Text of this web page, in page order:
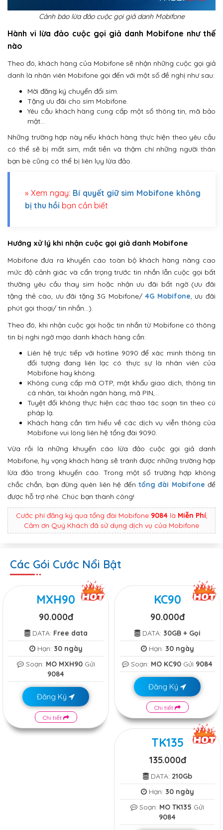
Cảnh báo lừa đảo cuộc gọi giả danh Mobifone
Hành vi lừa đảo cuộc gọi giả danh Mobifone như thế
nào
Theo đó, khách hàng của Mobifone sẽ nhận những cuộc gọi giả
danh là nhân viên Mobifone gọi đến với một số đề nghị như sau:
Mời đăng ký chuyển đổi sim.
Tặng ưu đãi cho sim Mobifone.
Yêu cầu khách hàng cung cấp một số thông tin, mã bảo
mật…
Những trường hợp này nếu khách hàng thực hiện theo yêu cầu
có thể sẽ bị mất sim, mất tiền và thậm chí những người thân
bạn bè cũng có thể bị liên lụy lừa đảo.
» Xem ngay: Bí quyết giữ sim Mobifone không
bị thu hồi bạn cần biết
Hướng xử lý khi nhận cuộc gọi giả danh Mobifone
Mobifone đưa ra khuyến cáo toàn bộ khách hàng nâng cao
mức độ cảnh giác và cẩn trọng trước tin nhắn lẫn cuộc gọi bất
thường yêu cầu thay sim hoặc nhận ưu đãi bất ngờ (ưu đãi
tặng thẻ cào, ưu đãi tặng 3G Mobifone/4G Mobifone, ưu đãi
phút gọi thoại/ tin nhắn…).
Theo đó, khi nhận cuộc gọi hoặc tin nhắn từ Mobifone có thông
tin bị nghi ngờ mạo danh khách hàng cần:
Liên hệ trực tiếp với hotline 9090 để xác minh thông tin
đối tượng đang liên lạc có thực sự là nhân viên của
Mobifone hay không.
Không cung cấp mã OTP, mật khẩu giao dịch, thông tin
cá nhân, tài khoản ngân hàng, mã PIN,…
Tuyệt đối không thực hiện các thao tác soạn tin theo cú
pháp lạ.
Khách hàng cần tìm hiểu về các dịch vụ viễn thông của
Mobifone vui lòng liên hệ tổng đài 9090.
Vừa rồi là những khuyến cáo lừa đảo cuộc gọi giả danh
Mobifone, hy vọng khách hàng sẽ tránh được những trường hợp
lừa đảo trong khuyến cáo. Trong một số trường hợp không
chắc chắn, bạn đừng quên liên hệ đến tổng đài Mobifone để
được hỗ trợ nhé. Chúc bạn thành công!
Cước phí đăng ký qua tổng đài Mobifone 9084là Miễn Phí,
Cảm ơn Quý Khách đã sử dụng dịch vụ của Mobifone
Các Gói Cước Nổi Bật
MXH90
90.000đ
DATA: Free data
Hạn: 30 ngày
Soạn: MO MXH90Gửi
9084
Đăng Ký
Chi tiết
KC90
90.000đ
DATA: 30GB + Gọi
Hạn: 30 ngày
Soạn: MO KC90 Gửi 9084
Đăng Ký
Chi tiết
TK135
135.000đ
DATA: 210Gb
Hạn: 30 ngày
Soạn: MO TK135 Gửi
9084